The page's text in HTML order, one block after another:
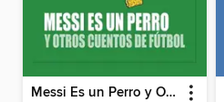
Messi Es un Perro y Otros Cuentos de Fútbol